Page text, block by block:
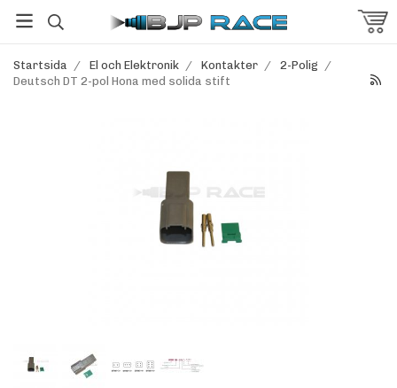
Startsida / El och Elektronik / Kontakter / 2-Polig /
Deutsch DT 2-pol Hona med solida stift